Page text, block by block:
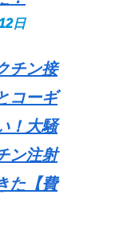
日
チン接
コーギ
！大騒
ン注射
た【費